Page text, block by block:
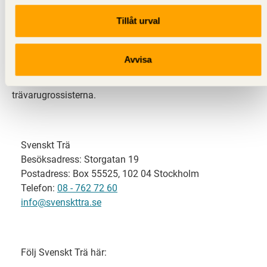
Tillåt urval
Avvisa
Svenskt Trä representerar svensk sågverksindustri
och är en del av branschorganisationen
svensk limträ-, KL-trä- och förpackningsindustri samt
trävarugrossisterna.
Svenskt Trä
Besöksadress: Storgatan 19
Postadress: Box 55525, 102 04 Stockholm
Telefon: 08 - 762 72 60
info@svenskttra.se
Följ Svenskt Trä här: